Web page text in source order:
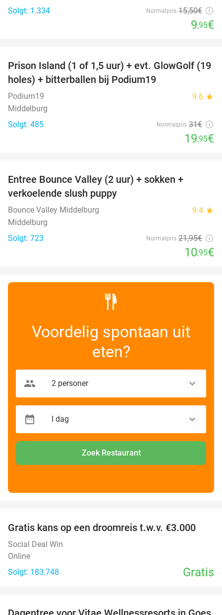
Solgt: 1.334
Normalpris 15,50€
9,95€
36%
Prison Island (1 of 1,5 uur) + evt. GlowGolf (19
holes) + bitterballen bij Podium19
Podium19 9.6 star
Middelburg
Solgt: 485
Normalpris 31€
19,95€
Entree Bounce Valley (2 uur) + sokken +
verkoelende slush puppy
Bounce Valley Middelburg 9.4 star
Middelburg
Solgt: 723
Normalpris 21,95€
10,95€
Voordelig spontaan uit
eten?
Zoek Restaurant
Gratis kans op een droomreis t.w.v. €3.000
Social Deal Win
Online
Solgt: 183.748
Gratis